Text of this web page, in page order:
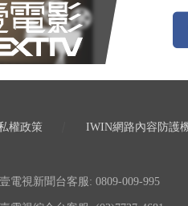
權政策 IWIN網路內容防護
壹電視新聞台客服: 0809-009-995